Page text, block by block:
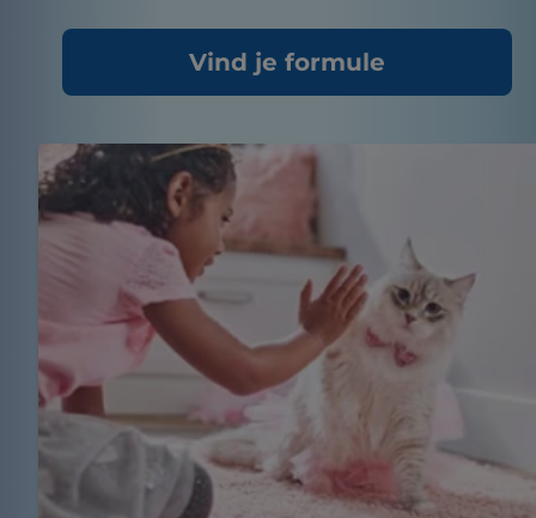
Vind je formule